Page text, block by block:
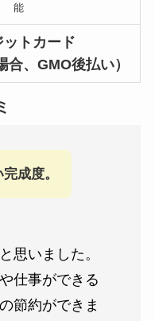
能
ットカード
合、GMO後払い）
成度。
思いました。
仕事ができる
節約ができま